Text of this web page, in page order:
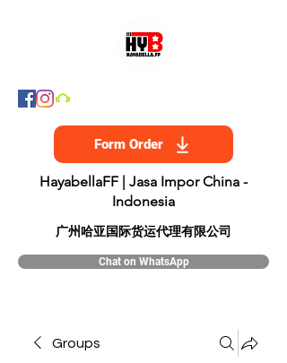
Form Order
HayabellaFF | Jasa Impor China -
Indonesia
​广州哈亚国际货运代理有限公司
Chat on WhatsApp
Groups